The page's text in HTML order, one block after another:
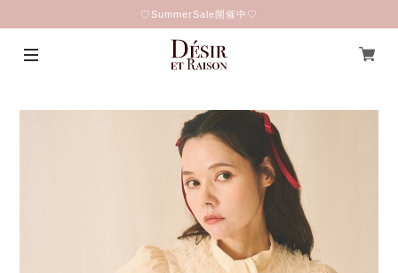
♡SummerSale開催中♡